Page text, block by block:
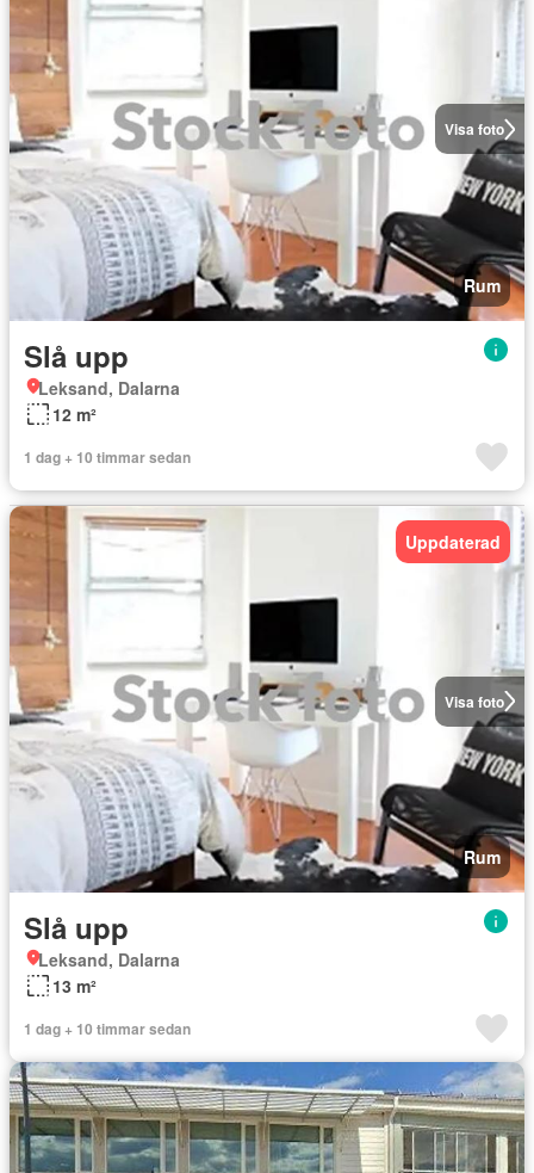
Visa foto
Rum
Slå upp
Leksand, Dalarna
12 m²
1 dag + 10 timmar sedan
Visa foto
Uppdaterad
Rum
Slå upp
Leksand, Dalarna
13 m²
1 dag + 10 timmar sedan